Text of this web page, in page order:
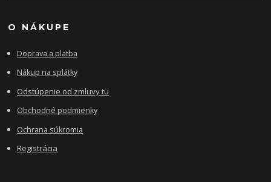
O NÁKUPE
Doprava a platba
Nákup na splátky
Odstúpenie od zmluvy tu
Obchodné podmienky
Ochrana súkromia
Registrácia